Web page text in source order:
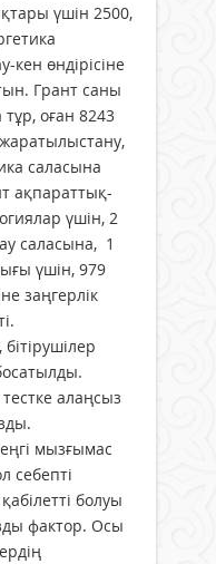
үшін 2500,
өндірісіне
Грант саны
оған 8243
жаратылыстану,
саласына
ақпараттық-
үшін, 2
саласына, 1
үшін, 979
заңгерлік
алаңсыз
мызғымас
себепті
болуы
фактор. Осы